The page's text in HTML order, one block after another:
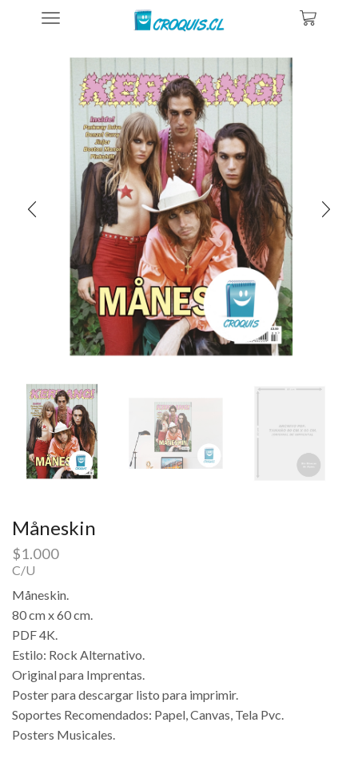
Posters De Música
Måneskin
$1.000
C/U
Måneskin.
80 cm x 60 cm.
PDF 4K.
Estilo: Rock Alternativo.
Original para Imprentas.
Poster para descargar listo para imprimir.
Soportes Recomendados: Papel, Canvas, Tela Pvc.
Posters Musicales.